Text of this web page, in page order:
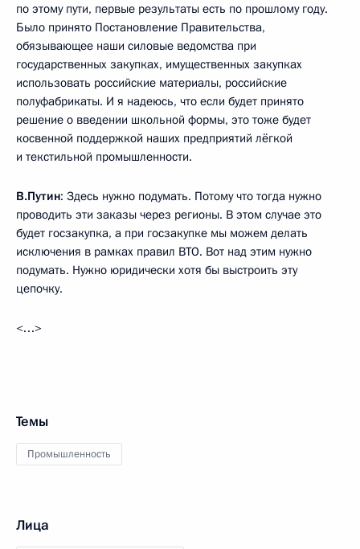
по этому пути, первые результаты есть по прошлому году.
Было принято Постановление Правительства,
обязывающее наши силовые ведомства при
государственных закупках, имущественных закупках
использовать российские материалы, российские
полуфабрикаты. И я надеюсь, что если будет принято
решение о введении школьной формы, это тоже будет
косвенной поддержкой наших предприятий лёгкой
и текстильной промышленности.
В.Путин: Здесь нужно подумать. Потому что тогда нужно
проводить эти заказы через регионы. В этом случае это
будет госзакупка, а при госзакупке мы можем делать
исключения в рамках правил ВТО. Вот над этим нужно
подумать. Нужно юридически хотя бы выстроить эту
цепочку.
<…>
Темы
Промышленность
Лица